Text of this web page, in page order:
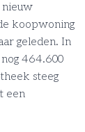
nieuw
koopwoning
geleden. In
464.600
steeg
een